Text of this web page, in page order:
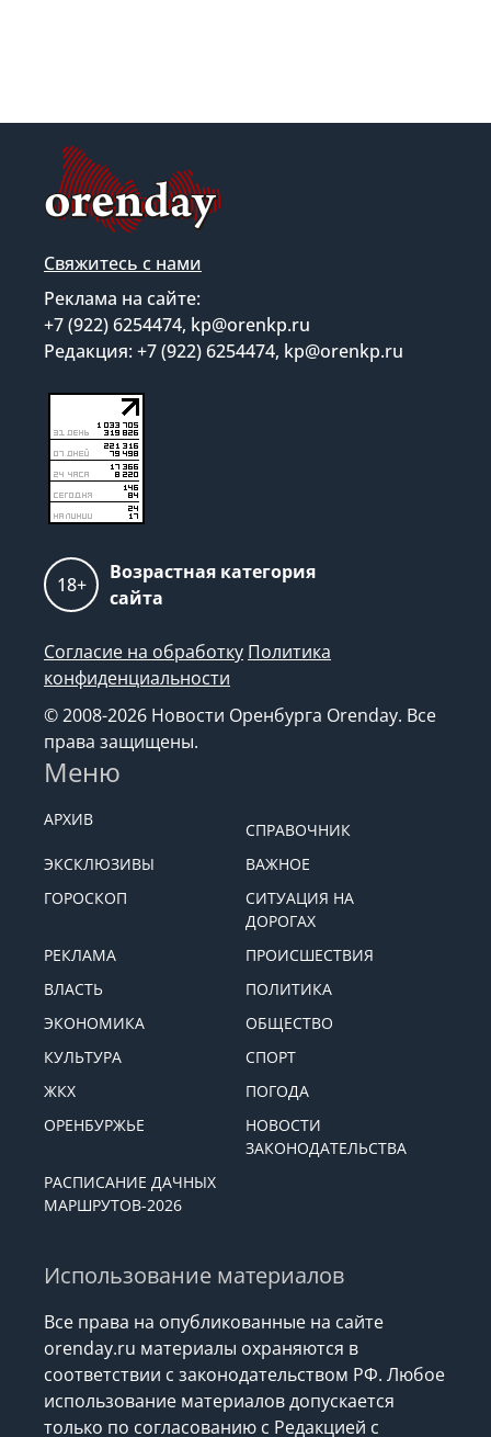
Свяжитесь с нами
Реклама на сайте:
+7 (922) 6254474, kp@orenkp.ru
Редакция: +7 (922) 6254474, kp@orenkp.ru
18+
Возрастная категория
сайта
Согласие на обработку Политика
конфиденциальности
© 2008-2026 Новости Оренбурга Orenday. Все
права защищены.
Меню
АРХИВ
СПРАВОЧНИК
ЭКСКЛЮЗИВЫ
ВАЖНОЕ
ГОРОСКОП
СИТУАЦИЯ НА
ДОРОГАХ
РЕКЛАМА
ПРОИСШЕСТВИЯ
ВЛАСТЬ
ПОЛИТИКА
ЭКОНОМИКА
ОБЩЕСТВО
КУЛЬТУРА
СПОРТ
ЖКХ
ПОГОДА
ОРЕНБУРЖЬЕ
НОВОСТИ
ЗАКОНОДАТЕЛЬСТВА
РАСПИСАНИЕ ДАЧНЫХ
МАРШРУТОВ-2026
Использование материалов
Все права на опубликованные на сайте
orenday.ru материалы охраняются в
соответствии с законодательством РФ. Любое
использование материалов допускается
только по согласованию с Редакцией с